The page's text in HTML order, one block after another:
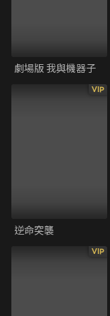
劇場版 我與機器子
VIP
逆命突襲
VIP